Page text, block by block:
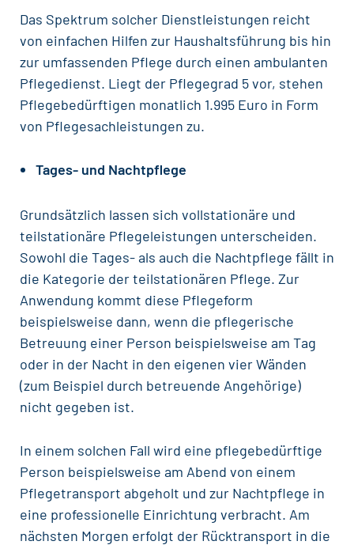
Das Spektrum solcher Dienstleistungen reicht
von einfachen Hilfen zur Haushaltsführung bis hin
zur umfassenden Pflege durch einen ambulanten
Pflegedienst. Liegt der Pflegegrad 5 vor, stehen
Pflegebedürftigen monatlich 1.995 Euro in Form
von Pflegesachleistungen zu.
Tages- und Nachtpflege
Grundsätzlich lassen sich vollstationäre und
teilstationäre Pflegeleistungen unterscheiden.
Sowohl die Tages- als auch die Nachtpflege fällt in
die Kategorie der teilstationären Pflege. Zur
Anwendung kommt diese Pflegeform
beispielsweise dann, wenn die pflegerische
Betreuung einer Person beispielsweise am Tag
oder in der Nacht in den eigenen vier Wänden
(zum Beispiel durch betreuende Angehörige)
nicht gegeben ist.
In einem solchen Fall wird eine pflegebedürftige
Person beispielsweise am Abend von einem
Pflegetransport abgeholt und zur Nachtpflege in
eine professionelle Einrichtung verbracht. Am
nächsten Morgen erfolgt der Rücktransport in die